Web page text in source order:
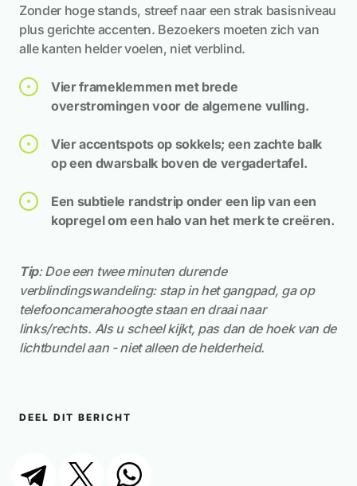
Zonder hoge stands, streef naar een strak basisniveau
plus gerichte accenten. Bezoekers moeten zich van
alle kanten helder voelen, niet verblind.
Vier frameklemmen met brede
overstromingen voor de algemene vulling.
Vier accentspots op sokkels; een zachte balk
op een dwarsbalk boven de vergadertafel.
Een subtiele randstrip onder een lip van een
kopregel om een halo van het merk te creëren.
Tip: Doe een twee minuten durende
verblindingswandeling: stap in het gangpad, ga op
telefooncamerahoogte staan en draai naar
links/rechts. Als u scheel kijkt, pas dan de hoek van de
lichtbundel aan - niet alleen de helderheid.
DEEL DIT BERICHT